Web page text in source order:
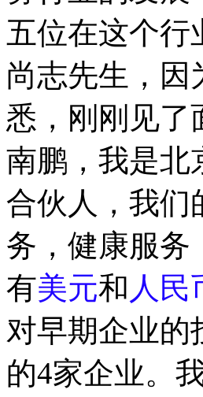
五位在这个行
尚志先生，因
悉，刚刚见了
南鹏，我是北
合伙人，我们
务，健康服务
有美元和 人民
对早期企业的
的4家企业。